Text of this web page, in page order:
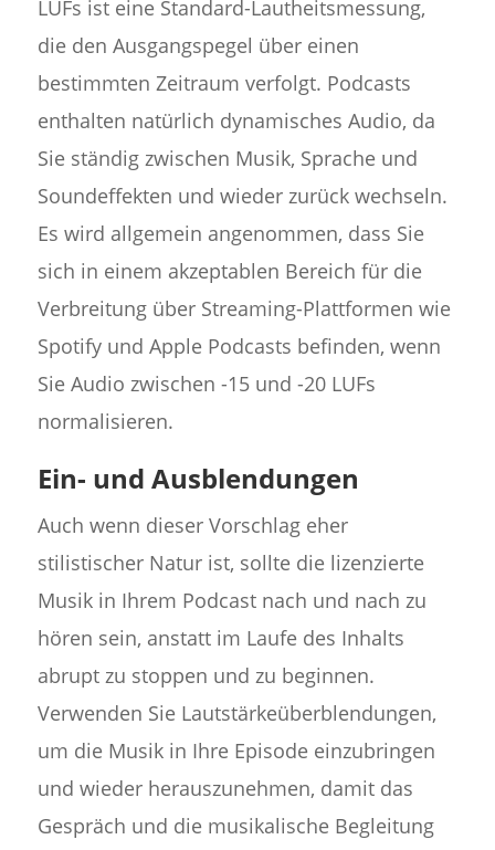
LUFs ist eine Standard-Lautheitsmessung,
die den Ausgangspegel über einen
bestimmten Zeitraum verfolgt. Podcasts
enthalten natürlich dynamisches Audio, da
Sie ständig zwischen Musik, Sprache und
Soundeffekten und wieder zurück wechseln.
Es wird allgemein angenommen, dass Sie
sich in einem akzeptablen Bereich für die
Verbreitung über Streaming-Plattformen wie
Spotify und Apple Podcasts befinden, wenn
Sie Audio zwischen -15 und -20 LUFs
normalisieren.
Ein- und Ausblendungen
Auch wenn dieser Vorschlag eher
stilistischer Natur ist, sollte die lizenzierte
Musik in Ihrem Podcast nach und nach zu
hören sein, anstatt im Laufe des Inhalts
abrupt zu stoppen und zu beginnen.
Verwenden Sie Lautstärkeüberblendungen,
um die Musik in Ihre Episode einzubringen
und wieder herauszunehmen, damit das
Gespräch und die musikalische Begleitung